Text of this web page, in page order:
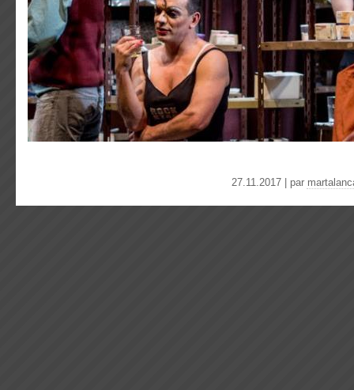
27.11.2017 | par